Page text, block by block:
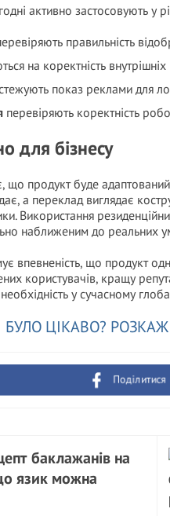
активно застосовують у
правильність
на коректність
показ реклами для
перевіряють коректність
для бізнесу
що продукт буде
а переклад виглядає
Використання
наближеним до реальних
впевненість, що продукт
користувачів, кращу
у сучасному
БУЛО ЦІКАВО?